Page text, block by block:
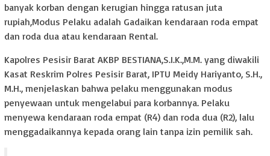
banyak korban dengan kerugian hingga ratusan juta
rupiah,Modus Pelaku adalah Gadaikan kendaraan roda empat
dan roda dua atau kendaraan Rental.
Kapolres Pesisir Barat AKBP BESTIANA,S.I.K.,M.M. yang diwakili
Kasat Reskrim Polres Pesisir Barat, IPTU Meidy Hariyanto, S.H.,
M.H., menjelaskan bahwa pelaku menggunakan modus
penyewaan untuk mengelabui para korbannya. Pelaku
menyewa kendaraan roda empat (R4) dan roda dua (R2), lalu
menggadaikannya kepada orang lain tanpa izin pemilik sah.